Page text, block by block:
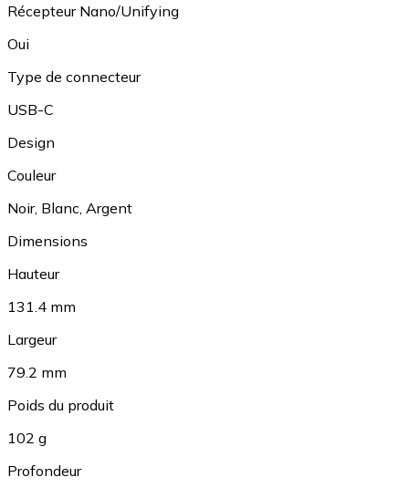
Récepteur Nano/Unifying
Oui
Type de connecteur
USB-C
Design
Couleur
Noir, Blanc Argent
Dimensions
Hauteur
131.4 mm
Largeur
79.2 mm
Poids du produit
102 g
Profondeur